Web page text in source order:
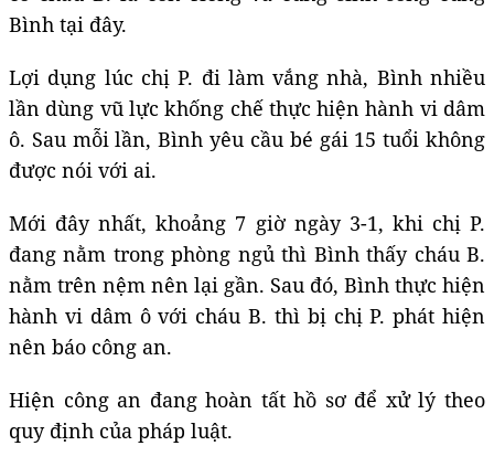
Bình tại đây.
Lợi dụng lúc chị P. đi làm vắng nhà, Bình nhiều
lần dùng vũ lực khống chế thực hiện hành vi dâm
ô. Sau mỗi lần, Bình yêu cầu bé gái 15 tuổi không
được nói với ai.
Mới đây nhất, khoảng 7 giờ ngày 3-1, khi chị P.
đang nằm trong phòng ngủ thì Bình thấy cháu B.
nằm trên nệm nên lại gần. Sau đó, Bình thực hiện
hành vi dâm ô với cháu B. thì bị chị P. phát hiện
nên báo công an.
Hiện công an đang hoàn tất hồ sơ để xử lý theo
quy định của pháp luật.